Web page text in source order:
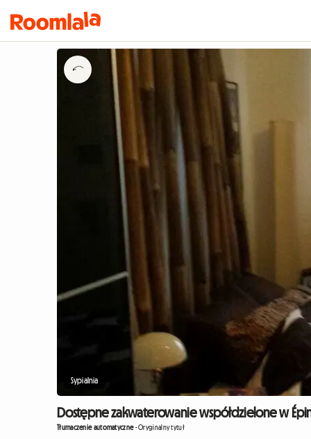
Sypialnia
Dostępne zakwaterowanie współdzielone w
Tłumaczenie automatyczne-Oryginalny tytuł